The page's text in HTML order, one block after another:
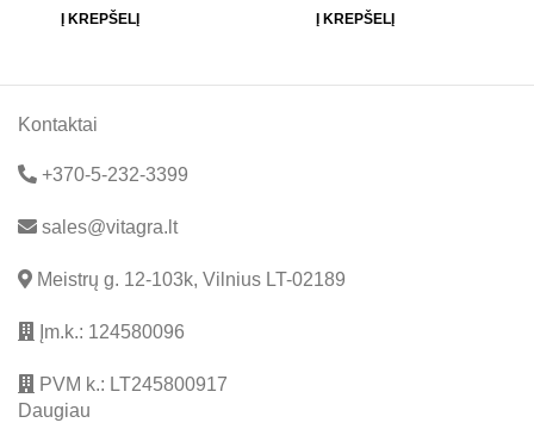
Į KREPŠELĮ Į KREPŠELĮ
Kontaktai
+370-5-232-3399
sales@vitagra.lt
Meistrų g. 12-103k, Vilnius LT-02189
Įm.k.: 124580096
PVM k.: LT245800917
Daugiau